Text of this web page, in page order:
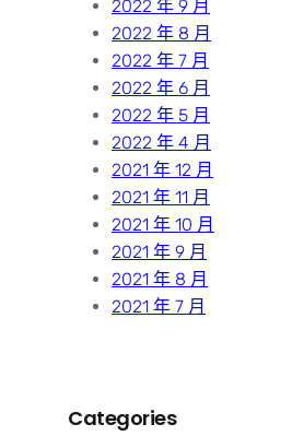
2022 年 9 月
2022 年 8 月
2022 年 7 月
2022 年 6 月
2022 年 5 月
2022 年 4 月
2021 年 12 月
2021 年 11 月
2021 年 10 月
2021 年 9 月
2021 年 8 月
2021 年 7 月
Categories